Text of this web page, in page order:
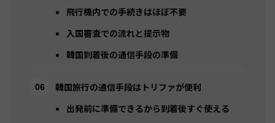
飛行機内での手続きはほぼ不要
入国審査での流れと提示物
韓国到着後の通信手段の準備
韓国旅行の通信手段はトリファが便利
出発前に準備できるから到着後すぐ使える